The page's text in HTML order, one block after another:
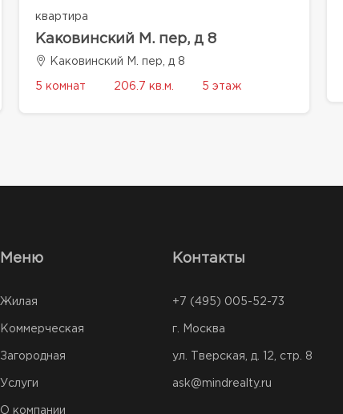
квартира
Каковинский М. пер, д 8
Каковинский М. пер, д 8
5 комнат 206.7 кв.м. 5 этаж
Меню
Жилая
Коммерческая
Загородная
Услуги
О компании
Контакты
+7 (495) 005-52-73
г. Москва
ул. Тверская, д. 12, стр. 8
ask@mindrealty.ru